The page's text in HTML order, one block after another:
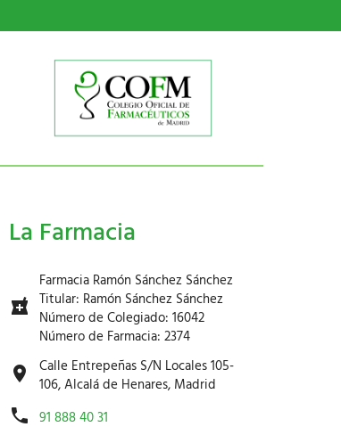
La Farmacia
Farmacia Ramón Sánchez Sánchez
Titular: Ramón Sánchez Sánchez
Número de Colegiado: 16042
Número de Farmacia: 2374
Calle Entrepeñas S/N Locales 105-
106, Alcalá de Henares, Madrid
91 888 40 31